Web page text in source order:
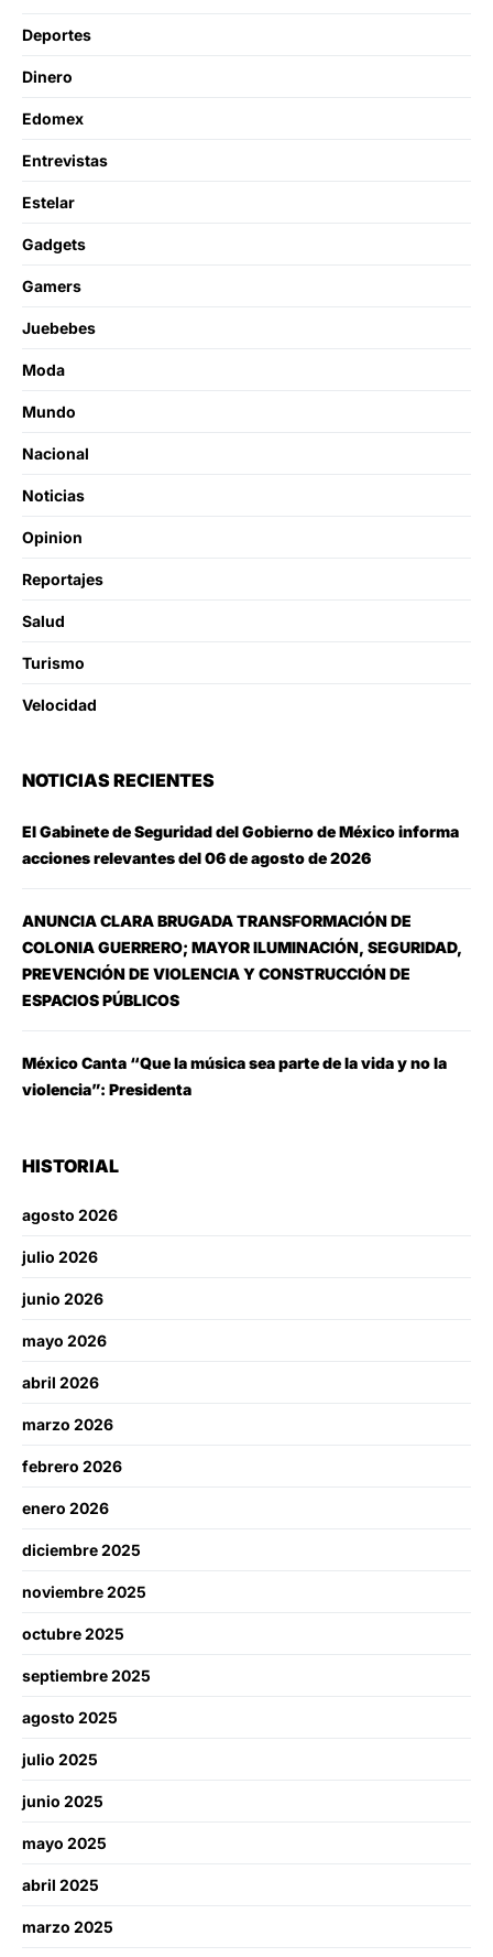
Deportes
Dinero
Edomex
Entrevistas
Estelar
Gadgets
Gamers
Juebebes
Moda
Mundo
Nacional
Noticias
Opinion
Reportajes
Salud
Turismo
Velocidad
NOTICIAS RECIENTES
El Gabinete de Seguridad del Gobierno de México informa
acciones relevantes del 06 de agosto de 2026
ANUNCIA CLARA BRUGADA TRANSFORMACIÓN DE
COLONIA GUERRERO; MAYOR ILUMINACIÓN, SEGURIDAD,
PREVENCIÓN DE VIOLENCIA Y CONSTRUCCIÓN DE
ESPACIOS PÚBLICOS
México Canta “Que la música sea parte de la vida y no la
violencia”: Presidenta
HISTORIAL
agosto 2026
julio 2026
junio 2026
mayo 2026
abril 2026
marzo 2026
febrero 2026
enero 2026
diciembre 2025
noviembre 2025
octubre 2025
septiembre 2025
agosto 2025
julio 2025
junio 2025
mayo 2025
abril 2025
marzo 2025